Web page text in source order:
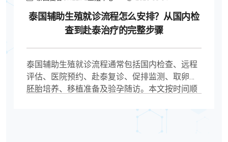
泰国辅助生殖就诊流程怎么安排？从国内检
查到赴泰治疗的完整步骤
泰国辅助生殖就诊流程通常包括国内检查、远程
评估、医院预约、赴泰复诊、促排监测、取卵与
胚胎培养、移植准备及验孕随访。本文按时间顺
帮助计划赴泰就诊的人提前做好安排。